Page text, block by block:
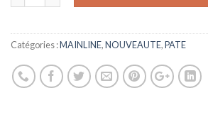
Catégories :MAINLINE,NOUVEAUTE,PATE